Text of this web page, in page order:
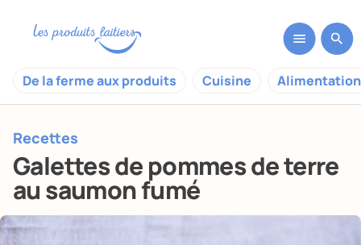
De la ferme aux produits Cuisine
Recettes
Galettes de pommes de terre
au saumon fumé